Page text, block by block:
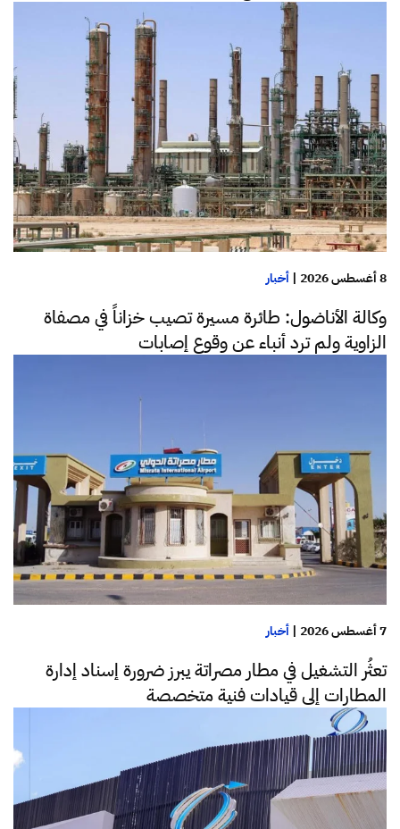
8 أغسطس 2026 | أخبار
وكالة الأناضول: طائرة مسيرة تصيب خزاناً في مصفاة
الزاوية ولم ترد أنباء عن وقوع إصابات
7 أغسطس 2026 | أخبار
تعثُر التشغيل في مطار مصراتة يبرز ضرورة إسناد إدارة
المطارات إلى قيادات فنية متخصصة